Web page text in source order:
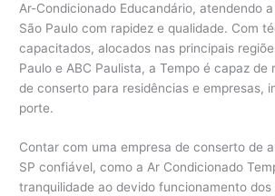
Ar-Condicionado Educandário, atendendo
São Paulo com rapidez e qualidade. Com
capacitados, alocados nas principais
Paulo e ABC Paulista, a Tempo é capaz de
de conserto para residências e empresas,
porte.
Contar com uma empresa de conserto de
SP confiável, como a Ar Condicionado
tranquilidade ao devido funcionamento dos